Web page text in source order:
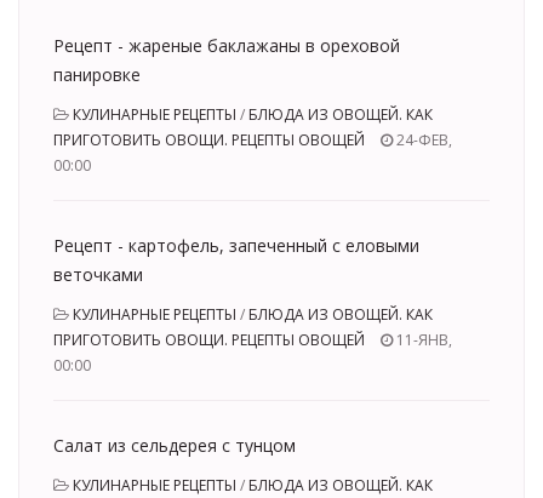
Рецепт - жареные баклажаны в ореховой
панировке
КУЛИНАРНЫЕ РЕЦЕПТЫ / БЛЮДА ИЗ ОВОЩЕЙ. КАК
ПРИГОТОВИТЬ ОВОЩИ. РЕЦЕПТЫ ОВОЩЕЙ
24-ФЕВ,
00:00
Рецепт - картофель, запеченный с еловыми
веточками
КУЛИНАРНЫЕ РЕЦЕПТЫ / БЛЮДА ИЗ ОВОЩЕЙ. КАК
ПРИГОТОВИТЬ ОВОЩИ. РЕЦЕПТЫ ОВОЩЕЙ
11-ЯНВ,
00:00
Салат из сельдерея с тунцом
КУЛИНАРНЫЕ РЕЦЕПТЫ / БЛЮДА ИЗ ОВОЩЕЙ. КАК